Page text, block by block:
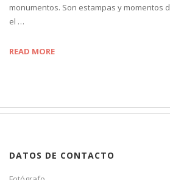
monumentos. Son estampas y momentos
el …
READ MORE
DATOS DE CONTACTO